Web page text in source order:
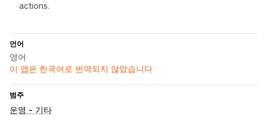
actions.
언어
영어
이 앱은 한국어로 번역되지 않았습니다
범주
운영 - 기타